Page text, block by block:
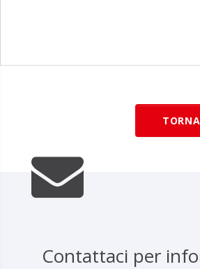
Contattaci per